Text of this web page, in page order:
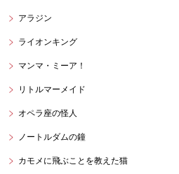
アラジン
ライオンキング
マンマ・ミーア！
リトルマーメイド
オペラ座の怪人
ノートルダムの鐘
カモメに飛ぶことを教えた猫